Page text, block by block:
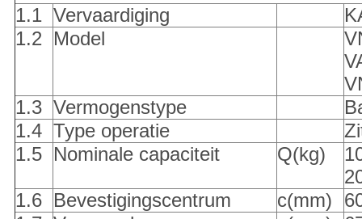
1.1 Vervaardiging
1.2 Model
1.3 Vermogenstype
1.4 Type operatie
1.5 Nominale capaciteit Q(kg)
1.6 Bevestigingscentrum c(mm)